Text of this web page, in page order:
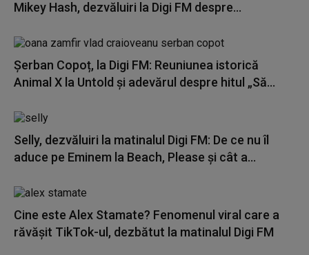
Mikey Hash, dezvăluiri la Digi FM despre...
Șerban Copoț, la Digi FM: Reuniunea istorică
Animal X la Untold și adevărul despre hitul „Să...
Selly, dezvăluiri la matinalul Digi FM: De ce nu îl
aduce pe Eminem la Beach, Please și cât a...
Cine este Alex Stamate? Fenomenul viral care a
răvășit TikTok-ul, dezbătut la matinalul Digi FM